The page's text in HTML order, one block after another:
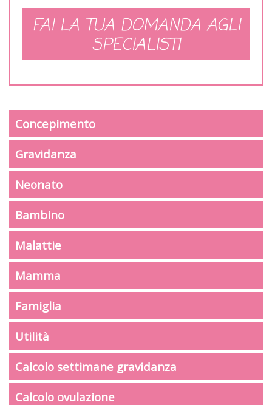
FAI LA TUA DOMANDA AGLI
SPECIALISTI
Concepimento
Gravidanza
Neonato
Bambino
Malattie
Mamma
Famiglia
Utilità
Calcolo settimane gravidanza
Calcolo ovulazione